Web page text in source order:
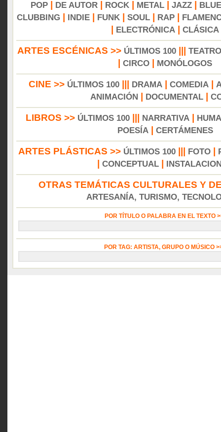
POP
DE AUTOR ROCK METAL JAZZ
CLUBBING
INDIE FUNK SOUL RAP
ELECTRÓNICA CLÁSICA
ARTES ESCÉNICAS >> ÚLTIMOS 100||| TEATRO
CIRCO MONÓLOGOS
CINE >> ÚLTIMOS 100 DRAMA COMEDIA
ANIMACIÓN
DOCUMENTAL|
LIBROS >> ÚLTIMOS 100 NARRATIVA
POESÍA| CERTÁMENES
ARTES PLÁSTICAS >> ÚLTIMOS 100 FOTO
CONCEPTUAL
OTRAS TEMÁTICAS CULTURALES Y
ARTESANÍA, TURISMO,
POR TÍTULO O PALABRA EN EL TEXTO
POR TAG: ARTISTA, GRUPO O MÚSICO